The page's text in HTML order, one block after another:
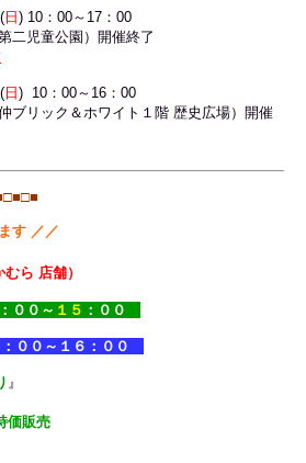
日 ) 10：00～17：00
第二児童公園）開催終了
日 ) 10：00～16：00
仲ブリック＆ホワイト１階 歴史広場）開催
■□■
す ／／
むら 店舗）
：００ ～ １５ ：００
００～１６：００
』
価販売